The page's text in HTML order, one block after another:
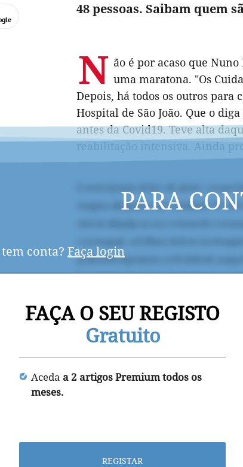
48 pessoas. Saibam quem
N ão é por acaso que
uma maratona. "Os
Depois, há todos os outros
Hospital de São João. Que o
antes da Covid19. Teve alta
reabilitação intensiva. Ainda
PARA
tem conta? Faça login
FAÇA O SEU REGISTO
Gratuito
Aceda a 2 artigos Premium todos os
meses.
REGISTAR